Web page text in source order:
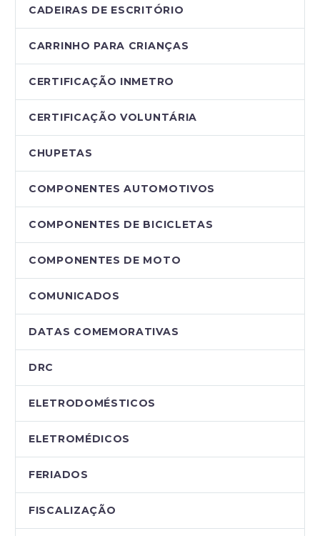
CADEIRAS DE ESCRITÓRIO
CARRINHO PARA CRIANÇAS
CERTIFICAÇÃO INMETRO
CERTIFICAÇÃO VOLUNTÁRIA
CHUPETAS
COMPONENTES AUTOMOTIVOS
COMPONENTES DE BICICLETAS
COMPONENTES DE MOTO
COMUNICADOS
DATAS COMEMORATIVAS
DRC
ELETRODOMÉSTICOS
ELETROMÉDICOS
FERIADOS
FISCALIZAÇÃO